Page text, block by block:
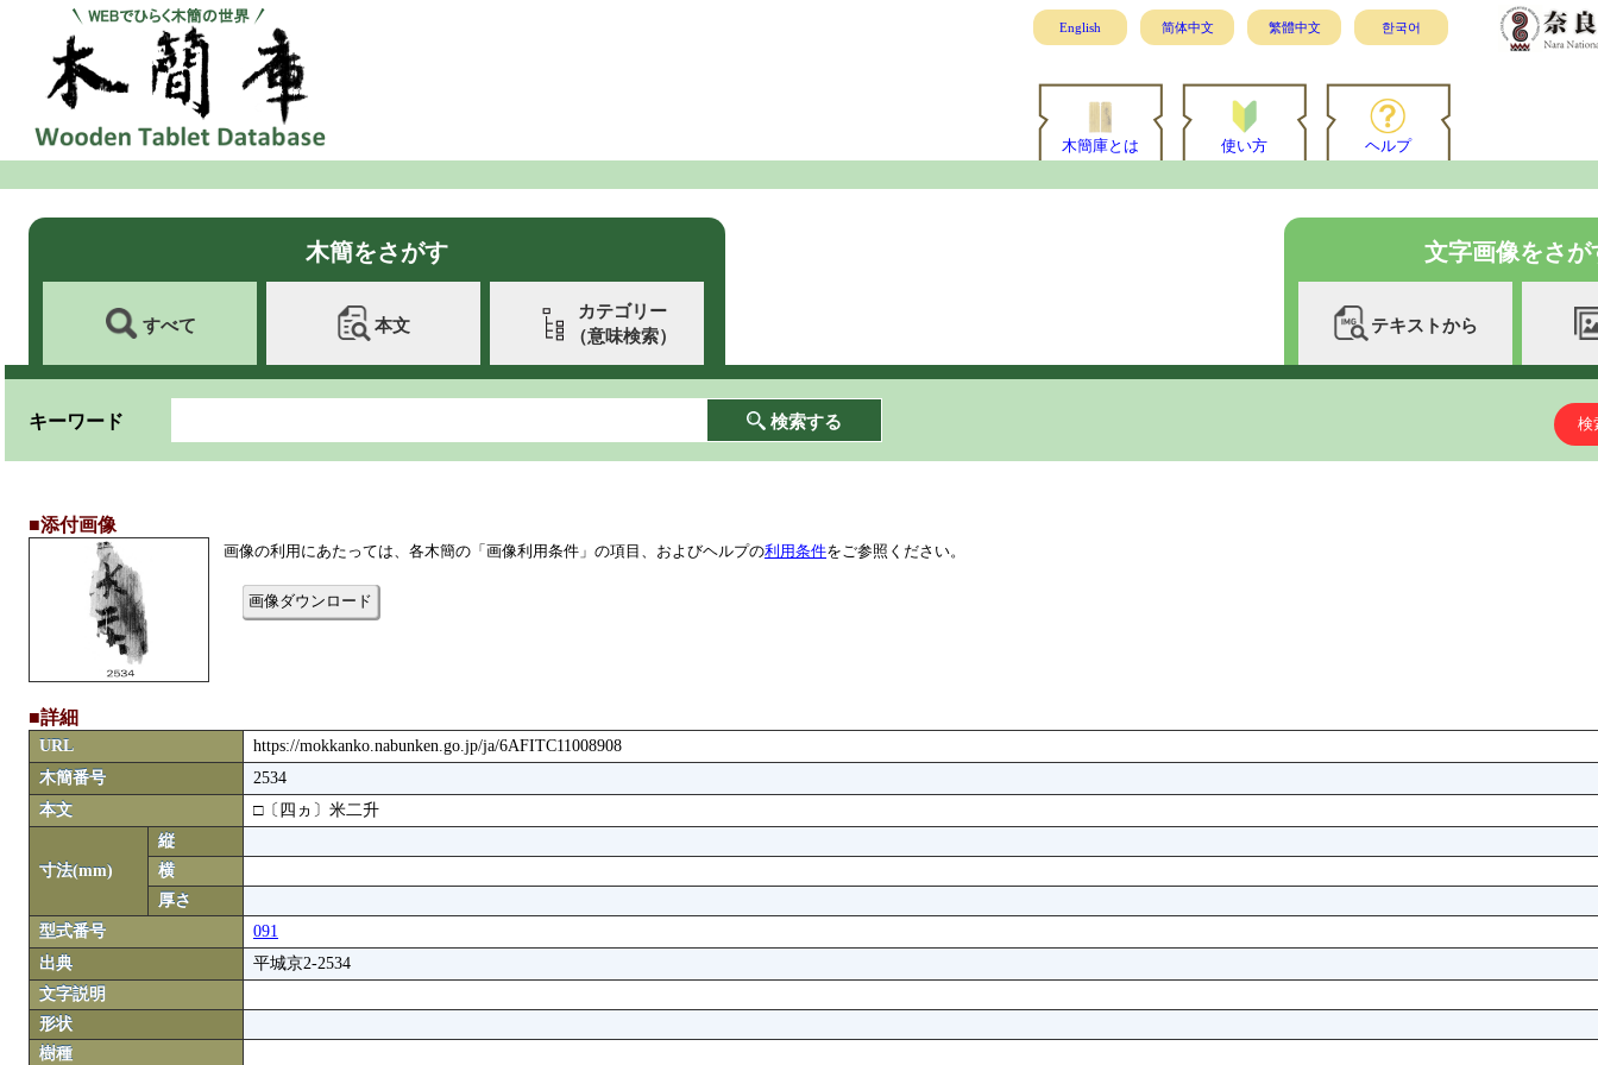
English 简体中文 繁體中文 한국어
木簡庫とは 使い方 ヘルプ
木簡をさがす
すべて 本文
カテゴリー
（意味検索）
文字画像をさが
テキストから
キーワード 検索する 検
■添付画像
画像の利用にあたっては、各木簡の「画像利用条件」の項目、およびヘルプの利用条件をご参照ください。
画像ダウンロード
■詳細
URL
https://mokkanko.nabunken.go.jp/ja/6AFITC11008908
木簡番号
2534
本文
□〔四ヵ〕米二升
寸法(mm)
縦
横
厚さ
型式番号
091
出典
平城京2-2534
文字説明
形状
樹種